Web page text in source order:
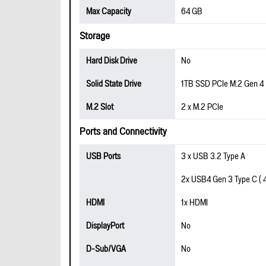
Max Capacity
64 GB
Storage
Hard Disk Drive
No
Solid State Drive
1TB SSD PCIe M.2 Gen 4
M.2 Slot
2 x M.2 PCIe
Ports and Connectivity
USB Ports
3 x USB 3.2 Type A
2x USB4 Gen 3 Type C (
HDMI
1x HDMI
DisplayPort
No
D-Sub/VGA
No